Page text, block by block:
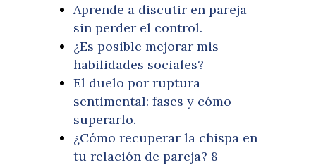
Aprende a discutir en pareja
sin perder el control.
¿Es posible mejorar mis
habilidades sociales?
El duelo por ruptura
sentimental: fases y cómo
superarlo.
¿Cómo recuperar la chispa en
tu relación de pareja? 8